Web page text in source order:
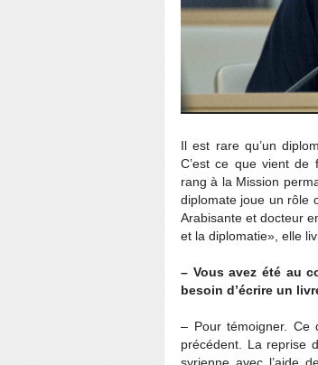
Il est rare qu’un
C’est ce que vient de
rang à la Mission
diplomate joue un rôle
Arabisante et docteur
et la diplomatie», elle
– Vous avez été au
besoin d’écrire un
– Pour témoigner. Ce
précédent. La reprise
syrienne avec l’aide